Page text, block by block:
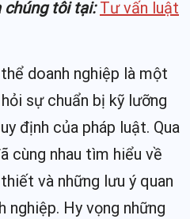
chúng tôi tại:Tư vấn luật
doanh nghiệp là một
sự chuẩn bị kỹ lưỡng
định của pháp luật. Qua
cùng nhau tìm hiểu về
và những lưu ý quan
nghiệp. Hy vọng những